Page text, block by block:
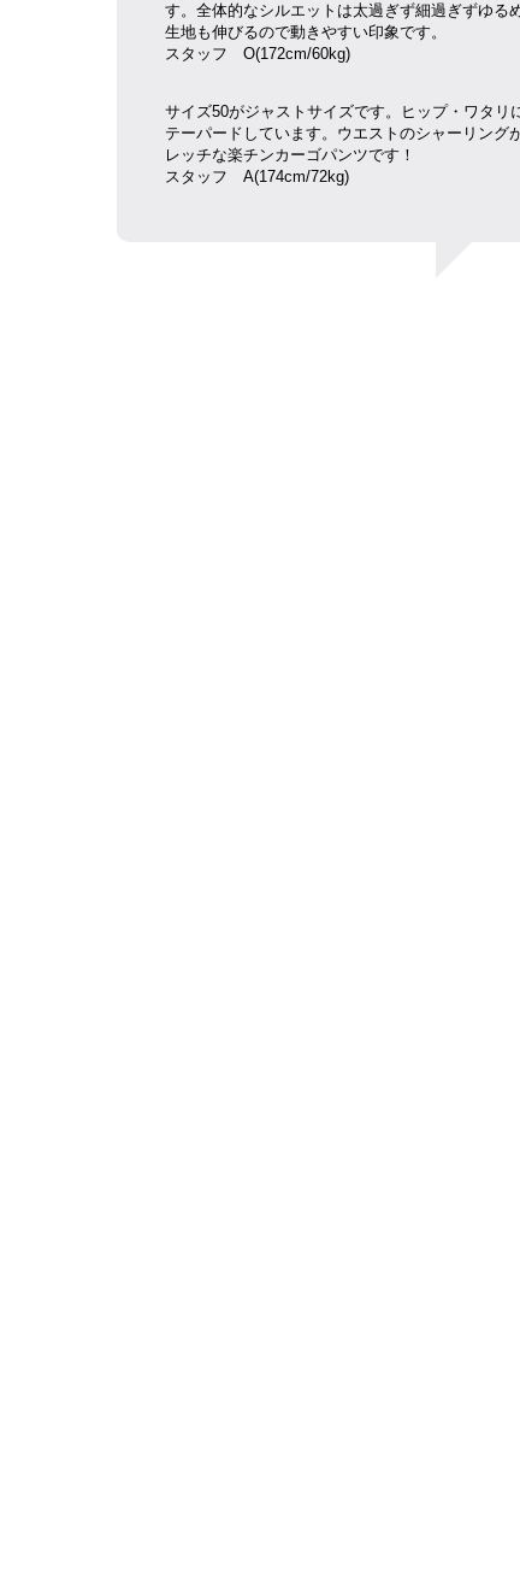
す。全体的なシルエットは太過ぎず細過ぎずゆる
生地も伸びるので動きやすい印象です。
スタッフ O(172cm/60kg)
サイズ50がジャストサイズです。ヒップ・ワタリ
テーパードしています。ウエストのシャーリング
レッチな楽チンカーゴパンツです！
スタッフ A(174cm/72kg)